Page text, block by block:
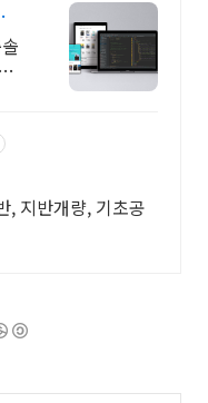
, 지반개량, 기초공